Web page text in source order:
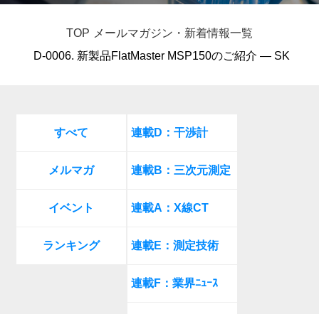
TOP メールマガジン・新着情報一覧
D-0006. 新製品FlatMaster MSP150のご紹介 — SK
すべて
メルマガ
イベント
ランキング
連載D：干渉計
連載B：三次元測定
連載A：X線CT
連載E：測定技術
連載F：業界ﾆｭｰｽ